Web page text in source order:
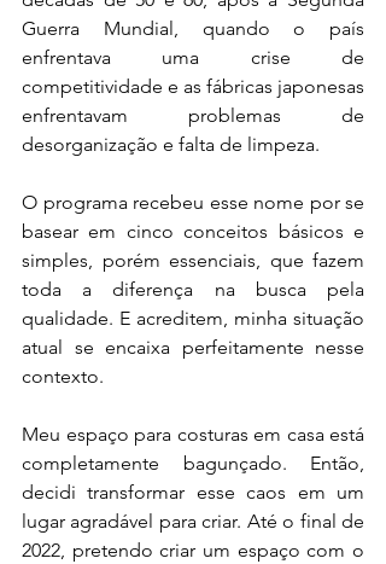
Guerra Mundial, quando o país
enfrentava uma crise de
competitividade e as fábricas japonesas
enfrentavam problemas de
desorganização e falta de limpeza.
O programa recebeu esse nome por se
basear em cinco conceitos básicos e
simples, porém essenciais, que fazem
toda a diferença na busca pela
qualidade. E acreditem, minha situação
atual se encaixa perfeitamente nesse
contexto.
Meu espaço para costuras em casa está
completamente bagunçado. Então,
decidi transformar esse caos em um
lugar agradável para criar. Até o final de
2022, pretendo criar um espaço com o